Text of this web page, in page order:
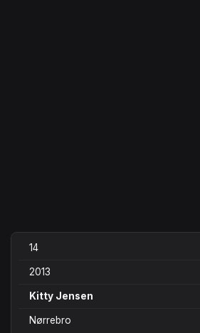
14
2013
Kitty Jensen
Nørrebro